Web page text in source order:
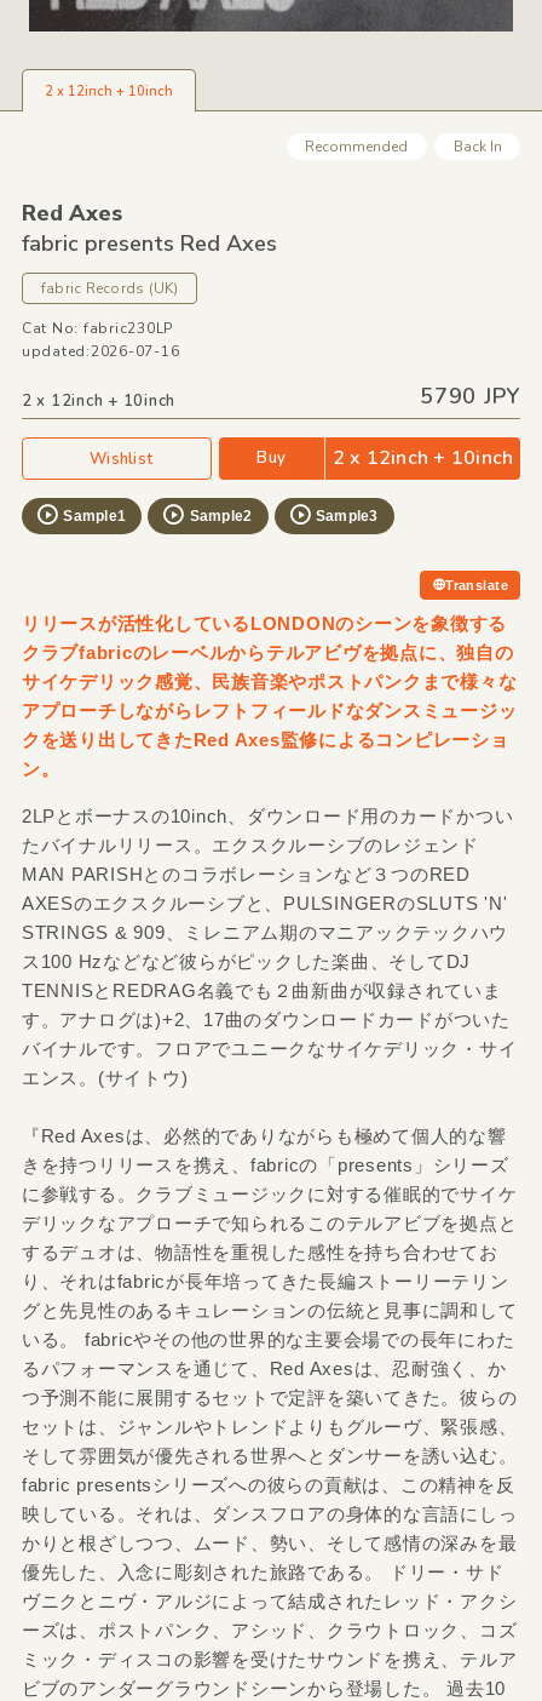
2 x 12inch + 10inch
Recommended Back In
Red Axes
fabric presents Red Axes
fabric Records (UK)
Cat No: fabric230LP
updated:2026-07-16
2 x 12inch + 10inch 5790 JPY
Wishlist Buy 2 x 12inch + 10inch
Sample1 Sample2 Sample3
Translate
リリースが活性化しているLONDONのシーンを象徴する
クラブfabricのレーベルからテルアビヴを拠点に、独自の
サイケデリック感覚、民族音楽やポストパンクまで様々な
アプローチしながらレフトフィールドなダンスミュージッ
クを送り出してきたRed Axes監修によるコンピレーショ
ン。
2LPとボーナスの10inch、ダウンロード用のカードかつい
たバイナルリリース。エクスクルーシブのレジェンド
MAN PARISHとのコラボレーションなど３つのRED
AXESのエクスクルーシブと、PULSINGERのSLUTS 'N'
STRINGS & 909、ミレニアム期のマニアックテックハウ
ス100 Hzなどなど彼らがピックした楽曲、そしてDJ
TENNISとREDRAG名義でも２曲新曲が収録されていま
す。アナログは)+2、17曲のダウンロードカードがついた
バイナルです。フロアでユニークなサイケデリック・サイ
エンス。(サイトウ)
『Red Axesは、必然的でありながらも極めて個人的な響
きを持つリリースを携え、fabricの「presents」シリーズ
に参戦する。クラブミュージックに対する催眠的でサイケ
デリックなアプローチで知られるこのテルアビブを拠点と
するデュオは、物語性を重視した感性を持ち合わせてお
り、それはfabricが長年培ってきた長編ストーリーテリン
グと先見性のあるキュレーションの伝統と見事に調和して
いる。 fabricやその他の世界的な主要会場での長年にわた
るパフォーマンスを通じて、Red Axesは、忍耐強く、か
つ予測不能に展開するセットで定評を築いてきた。彼らの
セットは、ジャンルやトレンドよりもグルーヴ、緊張感、
そして雰囲気が優先される世界へとダンサーを誘い込む。
fabric presentsシリーズへの彼らの貢献は、この精神を反
映している。それは、ダンスフロアの身体的な言語にしっ
かりと根ざしつつ、ムード、勢い、そして感情の深みを最
優先した、入念に彫刻された旅路である。 ドリー・サド
ヴニクとニヴ・アルジによって結成されたレッド・アクシ
ーズは、ポストパンク、アシッド、クラウトロック、コズ
ミック・ディスコの影響を受けたサウンドを携え、テルア
ビブのアンダーグラウンドシーンから登場した。 過去10